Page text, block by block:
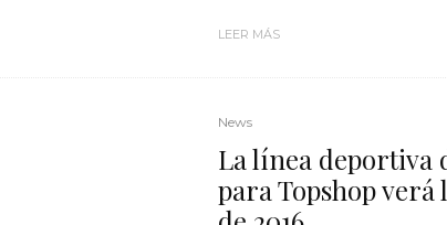
LEER MÁS
News
La línea deportiva
para Topshop